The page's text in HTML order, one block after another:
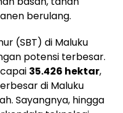
berulang.
(SBT) di Maluku
potensi terbesar.
35.426 hektar,
di Maluku
Sayangnya, hingga